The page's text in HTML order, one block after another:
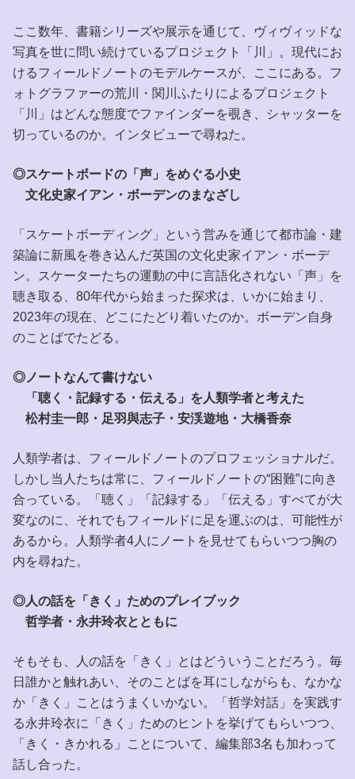
ここ数年、書籍シリーズや展示を通じて、ヴィヴィッドな
写真を世に問い続けているプロジェクト「川」。現代にお
けるフィールドノートのモデルケースが、ここにある。フ
ォトグラファーの荒川・関川ふたりによるプロジェクト
「川」はどんな態度でファインダーを覗き、シャッターを
切っているのか。インタビューで尋ねた。
◎スケートボードの「声」をめぐる小史
文化史家イアン・ボーデンのまなざし
「スケートボーディング」という営みを通じて都市論・建
築論に新風を巻き込んだ英国の文化史家イアン・ボーデ
ン。スケーターたちの運動の中に言語化されない「声」を
聴き取る、80年代から始まった探求は、いかに始まり、
2023年の現在、どこにたどり着いたのか。ボーデン自身
のことばでたどる。
◎ノートなんて書けない
「聴く・記録する・伝える」を人類学者と考えた
松村圭一郎・足羽與志子・安渓遊地・大橋香奈
人類学者は、フィールドノートのプロフェッショナルだ。
しかし当人たちは常に、フィールドノートの“困難”に向き
合っている。「聴く」「記録する」「伝える」すべてが大
変なのに、それでもフィールドに足を運ぶのは、可能性が
あるから。人類学者4人にノートを見せてもらいつつ胸の
内を尋ねた。
◎人の話を「きく」ためのプレイブック
哲学者・永井玲衣とともに
そもそも、人の話を「きく」とはどういうことだろう。毎
日誰かと触れあい、そのことばを耳にしながらも、なかな
か「きく」ことはうまくいかない。「哲学対話」を実践す
る永井玲衣に「きく」ためのヒントを挙げてもらいつつ、
「きく・きかれる」ことについて、編集部3名も加わって
話し合った。